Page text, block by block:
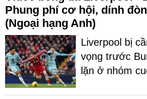
Phung phí cơ hội, dính
(Ngoại hạng Anh)
Liverpool bị
vọng trước
lặn ở nhóm